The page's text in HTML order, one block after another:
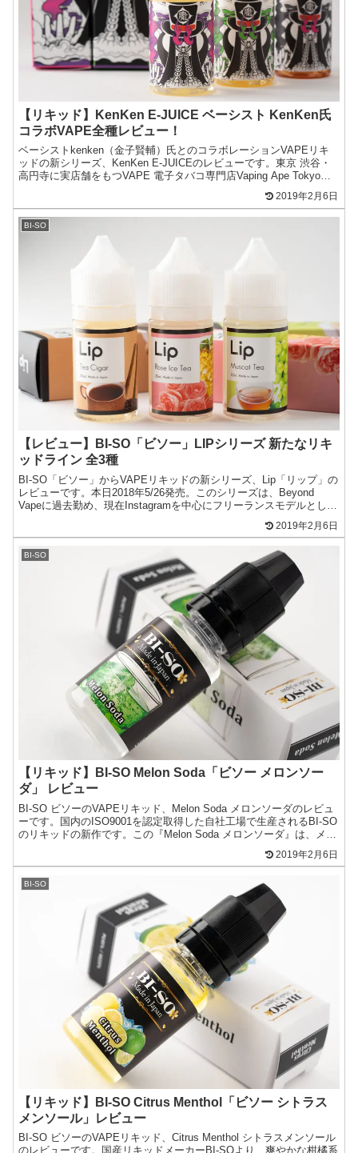
【リキッド】KenKen E-JUICE ベーシスト KenKen氏
コラボVAPE全種レビュー！
ベーシストkenken（金子賢輔）氏とのコラボレーションVAPEリキ
ッドの新シリーズ、KenKen E-JUICEのレビューです。東京 渋谷・
高円寺に実店舗をもつVAPE 電子タバコ専門店Vaping Ape Tokyoが
2019年2月6日
BI-SO
【レビュー】BI-SO「ビソー」LIPシリーズ 新たなリキ
ッドライン 全3種
BI-SO「ビソー」からVAPEリキッドの新シリーズ、Lip「リップ」の
レビューです。本日2018年5/26発売。このシリーズは、Beyond
Vapeに過去勤め、現在Instagramを中心にフリーランスモデルとして
2019年2月6日
BI-SO
【リキッド】BI-SO Melon Soda「ビソー メロンソー
ダ」 レビュー
BI-SO ビソーのVAPEリキッド、Melon Soda メロンソーダのレビュ
ーです。国内のISO9001を認定取得した自社工場で生産されるBI-SO
のリキッドの新作です。この『Melon Soda メロンソーダ』は、メロ
2019年2月6日
BI-SO
【リキッド】BI-SO Citrus Menthol「ビソー シトラス
メンソール」レビュー
BI-SO ビソーのVAPEリキッド、Citrus Menthol シトラスメンソール
のレビューです。国産リキッドメーカーBI-SOより、爽やかな柑橘系